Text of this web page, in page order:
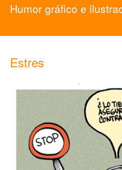
Humor gráfico e
Estres